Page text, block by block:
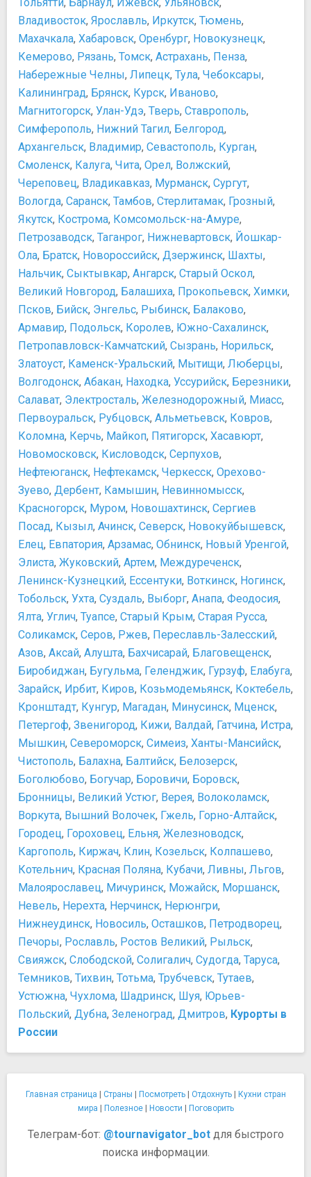
Государственный Геологический музей им. В.И.
Вернадского
Государственный Дарвиновский музей
Государственный исторический музей
Государственный музей А.С. Пушкина
Государственный музей В.В. Маяковского
Государственный музей Востока
Государственный музей изобразительных искусств им.
А.С. Пушкина
Государственный музей истории ГУЛАГа
Государственный Музей Л.Н. Толстого
Государственный музей обороны Москвы
Государственный центральный музей музыкальной
культуры им. М.И.Глинки
Государственный центральный музей современной
истории России
Государственный Центральный Театральный Музей им.
А.А. Бахрушина
Дом-музей Марины Цветаевой
Еврейский музей и центр толерантности
Международный Центр-Музей имени Н.К. Рериха
Минералогический музей им. А.Е. Ферсмана
Московский музей анимации
Московский музей современного искусства
Мосфильм Музей
Музей Железнодорожной Техники
Музей занимательных наук Экспериментаниум
Музей Индустриальной Культуры
Музей космонавтики
Музей Михаила Булгакова
Музей Москвы
Музей оптических иллюзий
Музей Отечественной войны 1812 года
Музей ретро-автомобилей
Музей советских игровых автоматов
Музей современного искусства «Гараж»
Музей хоккея
Музей Холодной войны в Бункере-42 на Таганке
Музей-Квартира Ф.М. Достоевского
Музей-панорама "Бородинская битва"
Музей-Театр "Булгаковский Дом"
Мультимедиа Арт Музей
Оружейная Палата
Палеонтологический музей им. Ю.А. Орлова
Патриаршие палаты
Третьяковская галерея на Крымском валу
Центр дизайна Артплей
Центр современного искусства Винзавод
Центр фотографии им. братьев Люмьер
Центральный выставочный зал Манеж
Центральный музей Великой Отечественной войны
1941-1945 гг.
Центральный музей Вооруженных Сил
Ночная жизнь, рестораны, кабаре
Байк-центр Sexton
Бар "Гадкий Койот"
Бар "Маяк"
Клуб Пропаганда
Клуб Шестнадцать Тонн
Тайм Аут Бар
Памятники, скульптуры, статуи
Лобное место
Могила неизвестного солдата
Памятник А.С. Пушкину
Памятник В.В.Маяковскому
Памятник героям Плевны
Памятник Грибоедову
Владивосток, Ярославль, Иркутск, Тюмень,
Махачкала, Хабаровск, Оренбург, Новокузнецк,
Кемерово, Рязань, Томск, Астрахань, Пенза,
Набережные Челны, Липецк, Тула, Чебоксары,
Калининград, Брянск, Курск, Иваново,
Магнитогорск, Улан-Удэ, Тверь, Ставрополь,
Симферополь, Нижний Тагил, Белгород,
Архангельск, Владимир, Севастополь, Курган,
Смоленск, Калуга, Чита, Орел, Волжский,
Череповец, Владикавказ, Мурманск, Сургут,
Вологда, Саранск, Тамбов, Стерлитамак, Грозный,
Якутск, Кострома, Комсомольск-на-Амуре,
Петрозаводск, Таганрог, Нижневартовск, Йошкар-
Ола, Братск, Новороссийск, Дзержинск, Шахты,
Нальчик, Сыктывкар, Ангарск, Старый Оскол,
Великий Новгород, Балашиха, Прокопьевск, Химки,
Псков, Бийск, Энгельс, Рыбинск, Балаково,
Армавир, Подольск, Королев, Южно-Сахалинск,
Петропавловск-Камчатский, Сызрань, Норильск,
Златоуст, Каменск-Уральский, Мытищи, Люберцы,
Волгодонск, Абакан, Находка, Уссурийск, Березники,
Салават, Электросталь, Железнодорожный, Миасс,
Первоуральск, Рубцовск, Альметьевск, Ковров,
Коломна, Керчь, Майкоп, Пятигорск, Хасавюрт,
Новомосковск, Кисловодск, Серпухов,
Нефтеюганск, Нефтекамск, Черкесск, Орехово-
Зуево, Дербент, Камышин, Невинномысск,
Красногорск, Муром, Новошахтинск, Сергиев
Посад, Кызыл, Ачинск, Северск, Новокуйбышевск,
Елец, Евпатория, Арзамас, Обнинск, Новый Уренгой,
Элиста, Жуковский, Артем, Междуреченск,
Ленинск-Кузнецкий, Ессентуки, Воткинск, Ногинск,
Тобольск, Ухта, Суздаль, Выборг, Анапа, Феодосия,
Ялта, Углич, Туапсе, Старый Крым, Старая Русса,
Соликамск, Серов, Ржев, Переславль-Залесский,
Азов, Аксай, Алушта, Бахчисарай, Благовещенск,
Биробиджан, Бугульма, Геленджик, Гурзуф, Елабуга,
Зарайск, Ирбит, Киров, Козьмодемьянск, Коктебель,
Кронштадт, Кунгур, Магадан, Минусинск, Мценск,
Петергоф, Звенигород, Кижи, Валдай, Гатчина, Истра,
Мышкин, Североморск, Симеиз, Ханты-Мансийск,
Чистополь, Балахна, Балтийск, Белозерск,
Боголюбово, Богучар, Боровичи, Боровск,
Бронницы, Великий Устюг, Верея, Волоколамск,
Воркута, Вышний Волочек, Гжель, Горно-Алтайск,
Городец, Гороховец, Ельня, Железноводск,
Каргополь, Киржач, Клин, Козельск, Колпашево,
Котельнич, Красная Поляна, Кубачи, Ливны, Льгов,
Малоярославец, Мичуринск, Можайск, Моршанск,
Невель, Нерехта, Нерчинск, Нерюнгри,
Нижнеудинск, Новосиль, Осташков, Петродворец,
Печоры, Рославль, Ростов Великий, Рыльск,
Свияжск, Слободской, Солигалич, Судогда, Таруса,
Темников, Тихвин, Тотьма, Трубчевск, Тутаев,
Устюжна, Чухлома, Шадринск, Шуя, Юрьев-
Польский, Дубна, Зеленоград, Дмитров, Курорты в
России
Главная страница | Страны | Посмотреть| Отдохнуть| Кухни стран
мира | Полезное| Новости | Поговорить
Телеграм-бот: @tournavigator_botдля быстрого
поиска информации.